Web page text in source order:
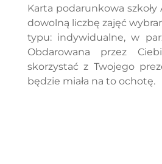
Karta podarunkowa
dowolną liczbę zajęć
typu: indywidualne, w
Obdarowana przez
skorzystać z Twojego
będzie miała na to ochotę.